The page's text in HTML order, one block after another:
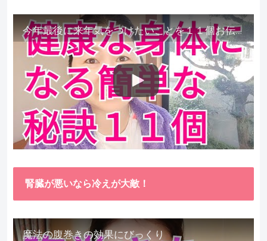
今年最後に来年気をつけたいことを１１個お伝えします。
腎臓が悪いなら冷えが大敵！
魔法の腹巻きの効果にびっくり